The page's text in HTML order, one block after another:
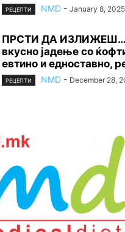
РЕЦЕПТИ NMD - January 8, 2025
ПРСТИ ДА
вкусно јадење со
евтино и едноставно,
РЕЦЕПТИ NMD - December 28,